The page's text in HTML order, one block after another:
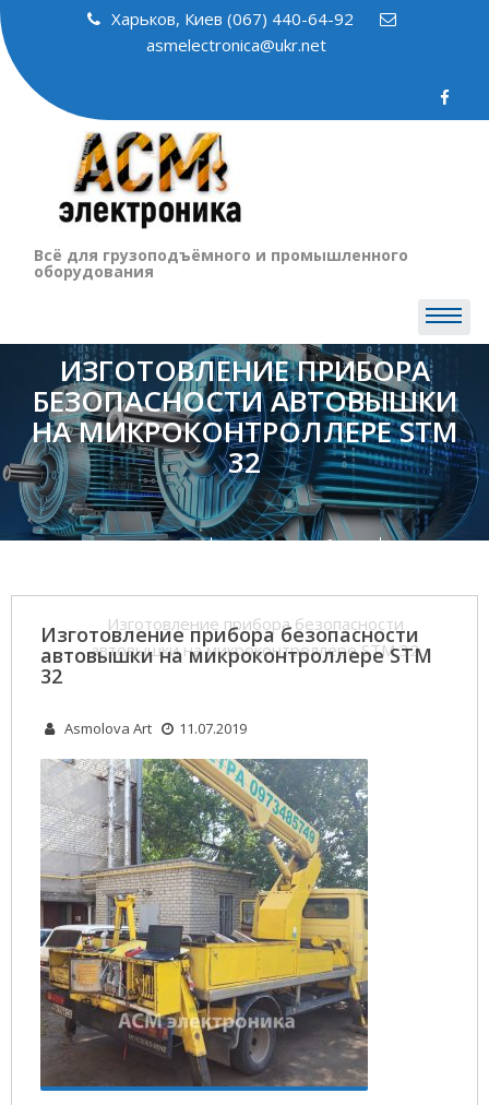
Skip
to
content
Харьков, Киев (067) 440-64-92
asmelectronica@ukr.net
Всё для грузоподъёмного и промышленного
оборудования
ИЗГОТОВЛЕНИЕ ПРИБОРА
БЕЗОПАСНОСТИ АВТОВЫШКИ
НА МИКРОКОНТРОЛЛЕРЕ STM
32
Home
Все наши работы
автовышки
Изготовление прибора безопасности
автовышки на микроконтроллере STM 32
Изготовление прибора безопасности
автовышки на микроконтроллере STM
32
Asmolova Art 11.07.2019